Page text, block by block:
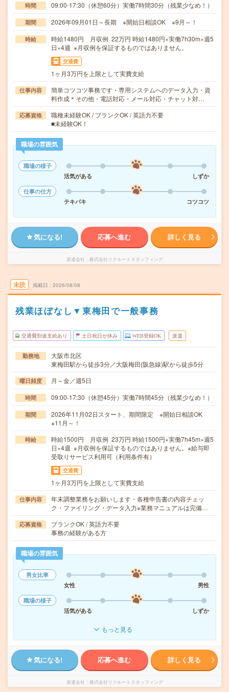
時間 09:00-17:30（休憩60分）実働7時間30分（残業少なめ！）
期間 2026年09月01日～長期 ※開始日相談OK ※9月～！
時給
時給1480円 月収例 22万円 時給1480円×実働7h30m×週5
日×4週 ※月収例を保証するものではありません。
交通費
1ヶ月3万円を上限として実費支給
仕事内容
簡単コツコツ事務です・専用システムへのデータ入力・資
料作成＊その他・電話対応・メール対応・チャット対…
応募資格
職種未経験OK / ブランクOK / 英語力不要
■未経験OK！
職場の雰囲気
職場の様子
活気がある
しずか
仕事の仕方
テキパキ
コツコツ
気になる! 応募へ進む 詳しく見る
派遣会社 株式会社リクルートスタッフィング
未読 掲載日 2026/08/08
残業ほぼなし▼東梅田で一般事務
交通費別途支給あり 土日祝日が休み WEB登録OK 派遣
勤務地
大阪市北区
東梅田駅から徒歩3分／大阪梅田(阪急線)駅から徒歩5分
曜日頻度 月～金／週5日
時間 09:00-17:30（休憩45分）実働7時間45分（残業少なめ！）
期間
2026年11月02日スタート、期間限定 ※開始日相談OK
※11月～！
時給
時給1500円 月収例 23万円 時給1500円×実働7h45m×週5
日×4週 ※月収例を保証するものではありません。※給与即
受取りサービス利用可（利用条件有）
交通費
1ヶ月3万円を上限として実費支給
仕事内容
年末調整業務をお願いします・各種申告書の内容チェッ
ク・ファイリング・データ入力※業務マニュアルは完備…
応募資格
ブランクOK / 英語力不要
事務の経験がある方
職場の雰囲気
男女比率
女性
男性
職場の様子
活気がある
しずか
もっと見る
気になる! 応募へ進む 詳しく見る
派遣会社 株式会社リクルートスタッフィング